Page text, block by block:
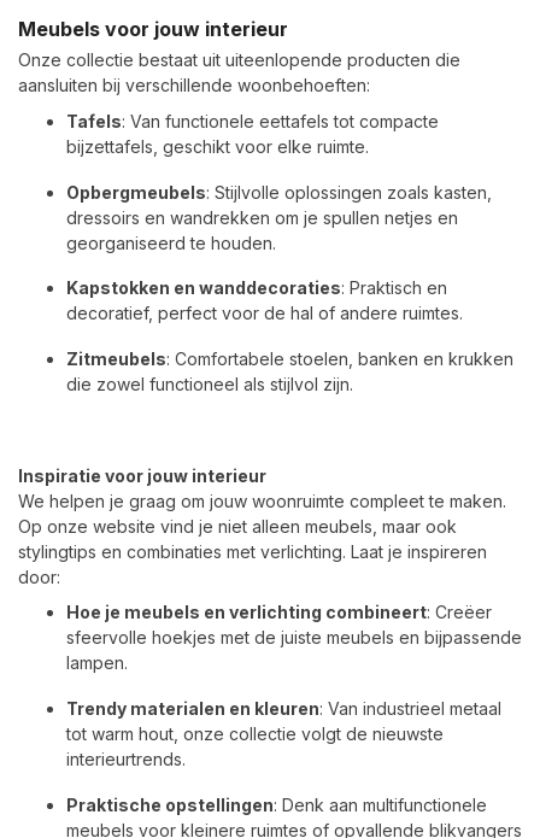
Meubels voor jouw interieur
Onze collectie bestaat uit uiteenlopende producten die
aansluiten bij verschillende woonbehoeften:
Tafels: Van functionele eettafels tot compacte
bijzettafels, geschikt voor elke ruimte.
Opbergmeubels: Stijlvolle oplossingen zoals kasten,
dressoirs en wandrekken om je spullen netjes en
georganiseerd te houden.
Kapstokken en wanddecoraties: Praktisch en
decoratief, perfect voor de hal of andere ruimtes.
Zitmeubels: Comfortabele stoelen, banken en krukken
die zowel functioneel als stijlvol zijn.
Inspiratie voor jouw interieur
We helpen je graag om jouw woonruimte compleet te maken.
Op onze website vind je niet alleen meubels, maar ook
stylingtips en combinaties met verlichting. Laat je inspireren
door:
Hoe je meubels en verlichting combineert: Creëer
sfeervolle hoekjes met de juiste meubels en bijpassende
lampen.
Trendy materialen en kleuren: Van industrieel metaal
tot warm hout, onze collectie volgt de nieuwste
interieurtrends.
Praktische opstellingen: Denk aan multifunctionele
meubels voor kleinere ruimtes of opvallende blikvangers